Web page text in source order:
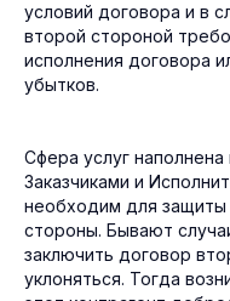
условий договора и в
второй стороной
исполнения договора
убытков.
Сфера услуг
Заказчиками и
необходим для защиты
стороны. Бывают
заключить договор
уклоняться. Тогда